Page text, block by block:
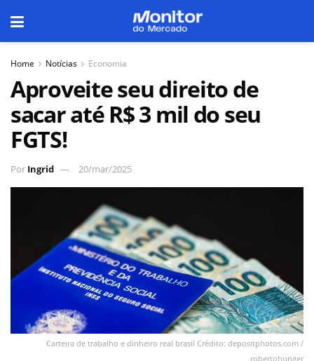
Home Notícias Economia
Aproveite seu direito de
sacar até R$ 3 mil do seu
FGTS!
Por Ingrid 20/mar/2025
Carteira de trabalho e dinheiro real brasil Crédito: depositphotos.com /
robertohunger